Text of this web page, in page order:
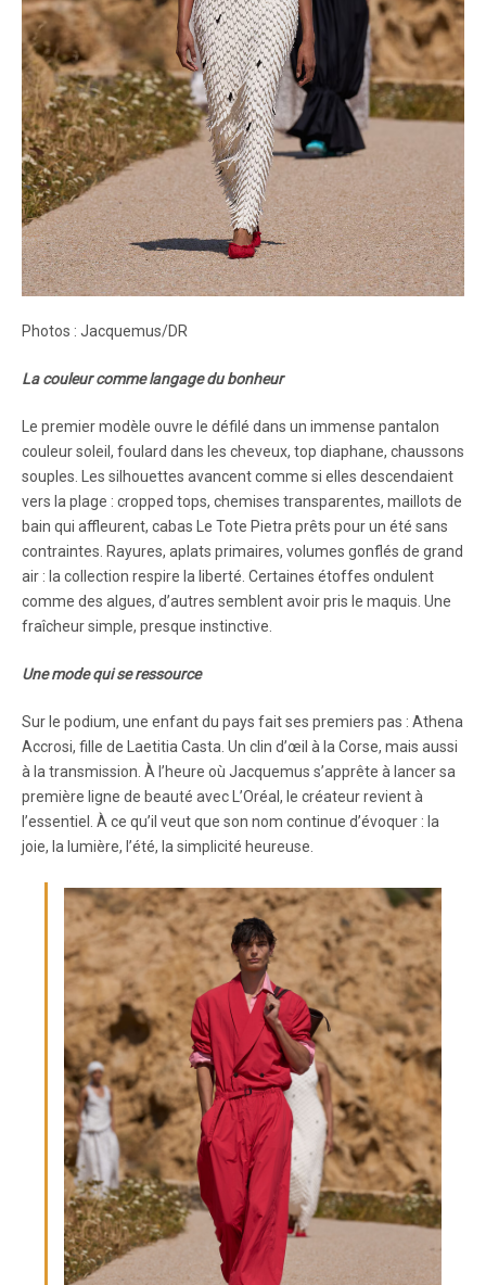
Photos : Jacquemus/DR
La couleur comme langage du bonheur
Le premier modèle ouvre le défilé dans un immense pantalon
couleur soleil, foulard dans les cheveux, top diaphane, chaussons
souples. Les silhouettes avancent comme si elles descendaient
vers la plage : cropped tops, chemises transparentes, maillots de
bain qui affleurent, cabas Le Tote Pietra prêts pour un été sans
contraintes. Rayures, aplats primaires, volumes gonflés de grand
air : la collection respire la liberté. Certaines étoffes ondulent
comme des algues, d’autres semblent avoir pris le maquis. Une
fraîcheur simple, presque instinctive.
Une mode qui se ressource
Sur le podium, une enfant du pays fait ses premiers pas : Athena
Accrosi, fille de Laetitia Casta. Un clin d’œil à la Corse, mais aussi
à la transmission. À l’heure où Jacquemus s’apprête à lancer sa
première ligne de beauté avec L’Oréal, le créateur revient à
l’essentiel. À ce qu’il veut que son nom continue d’évoquer : la
joie, la lumière, l’été, la simplicité heureuse.